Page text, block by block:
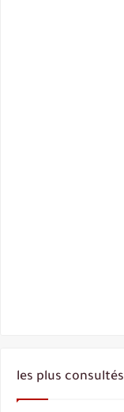
les plus consultés